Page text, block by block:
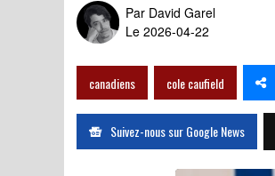
Par David Garel
Le 2026-04-22
canadiens cole caufield
Suivez-nous sur Google News